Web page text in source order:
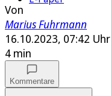
Von
Marius Fuhrmann
16.10.2023, 07:42 Uhr
4 min
Kommentare